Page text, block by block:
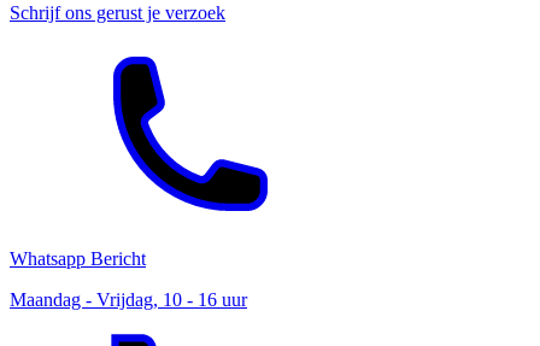
Schrijf ons gerust je verzoek
Whatsapp Bericht
Maandag - Vrijdag, 10 - 16 uur